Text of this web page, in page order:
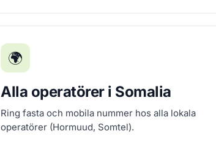
🌍
Alla operatörer i Somalia
Ring fasta och mobila nummer hos alla lokala
operatörer (Hormuud, Somtel).